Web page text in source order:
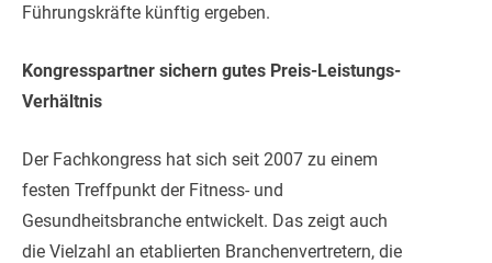
Führungskräfte künftig ergeben.
Kongresspartner sichern gutes Preis-Leistungs-
Verhältnis
Der Fachkongress hat sich seit 2007 zu einem
festen Treffpunkt der Fitness- und
Gesundheitsbranche entwickelt. Das zeigt auch
die Vielzahl an etablierten Branchenvertretern, die